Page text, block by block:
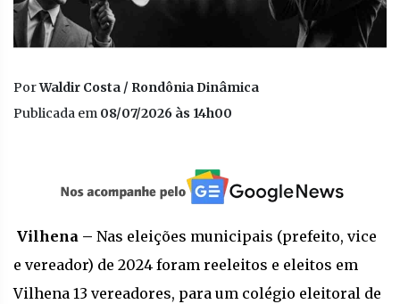
PorWaldir Costa / Rondônia Dinâmica
Publicada em 08/07/2026 às 14h00
Vilhena – Nas eleições municipais (prefeito, vice
e vereador) de 2024 foram reeleitos e eleitos em
Vilhena 13 vereadores, para um colégio eleitoral de